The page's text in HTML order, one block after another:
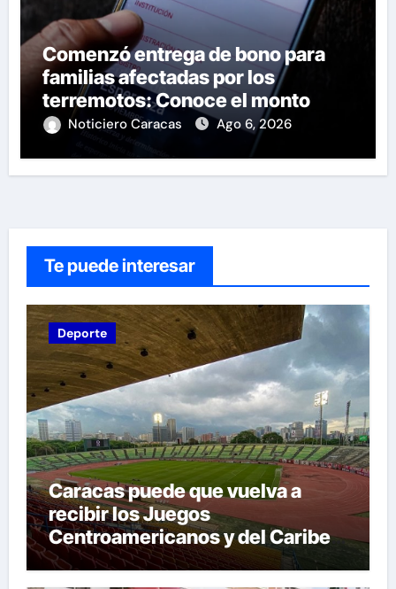
Comenzó entrega de bono para
familias afectadas por los
terremotos: Conoce el monto
Noticiero Caracas Ago 6, 2026
Te puede interesar
Deporte
Caracas puede que vuelva a
recibir los Juegos
Centroamericanos y del Caribe
tras mas de 70 años